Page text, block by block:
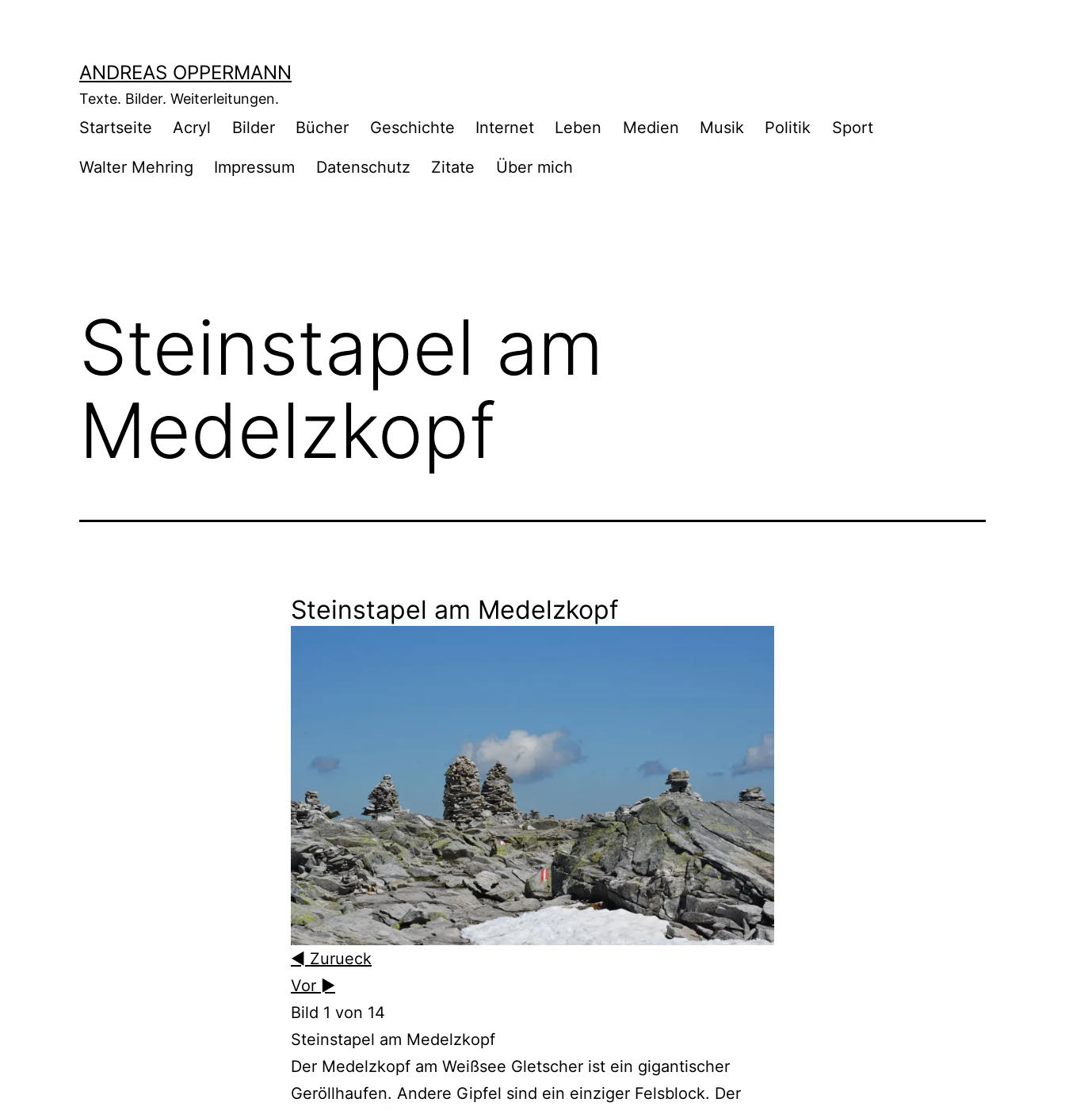
ANDREAS OPPERMANN
Texte. Bilder. Weiterleitungen.
Startseite Acryl Bilder Bücher Geschichte Internet Leben Medien Musik Politik Sport
Walter Mehring Impressum Datenschutz Zitate Über mich
Steinstapel am
Medelzkopf
Steinstapel am Medelzkopf
◄ Zurueck
Vor ►
Bild 1 von 14
Steinstapel am Medelzkopf
Der Medelzkopf am Weißsee Gletscher ist ein gigantischer
Geröllhaufen. Andere Gipfel sind ein einziger Felsblock. Der